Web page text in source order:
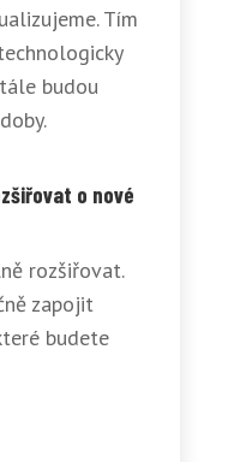
Tím
budou
o nové
rozšiřovat.
zapojit
budete